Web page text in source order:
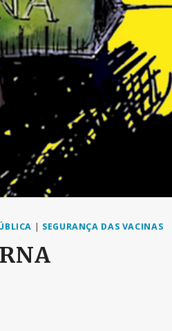
| SEGURANÇA DAS VACINAS